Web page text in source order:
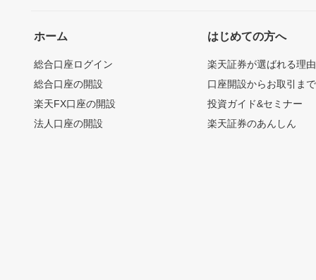
ホーム
総合口座ログイン
総合口座の開設
楽天FX口座の開設
法人口座の開設
はじめての方へ
楽天証券が選ばれる理由
口座開設からお取引ま
投資ガイド&セミナー
楽天証券のあんしん